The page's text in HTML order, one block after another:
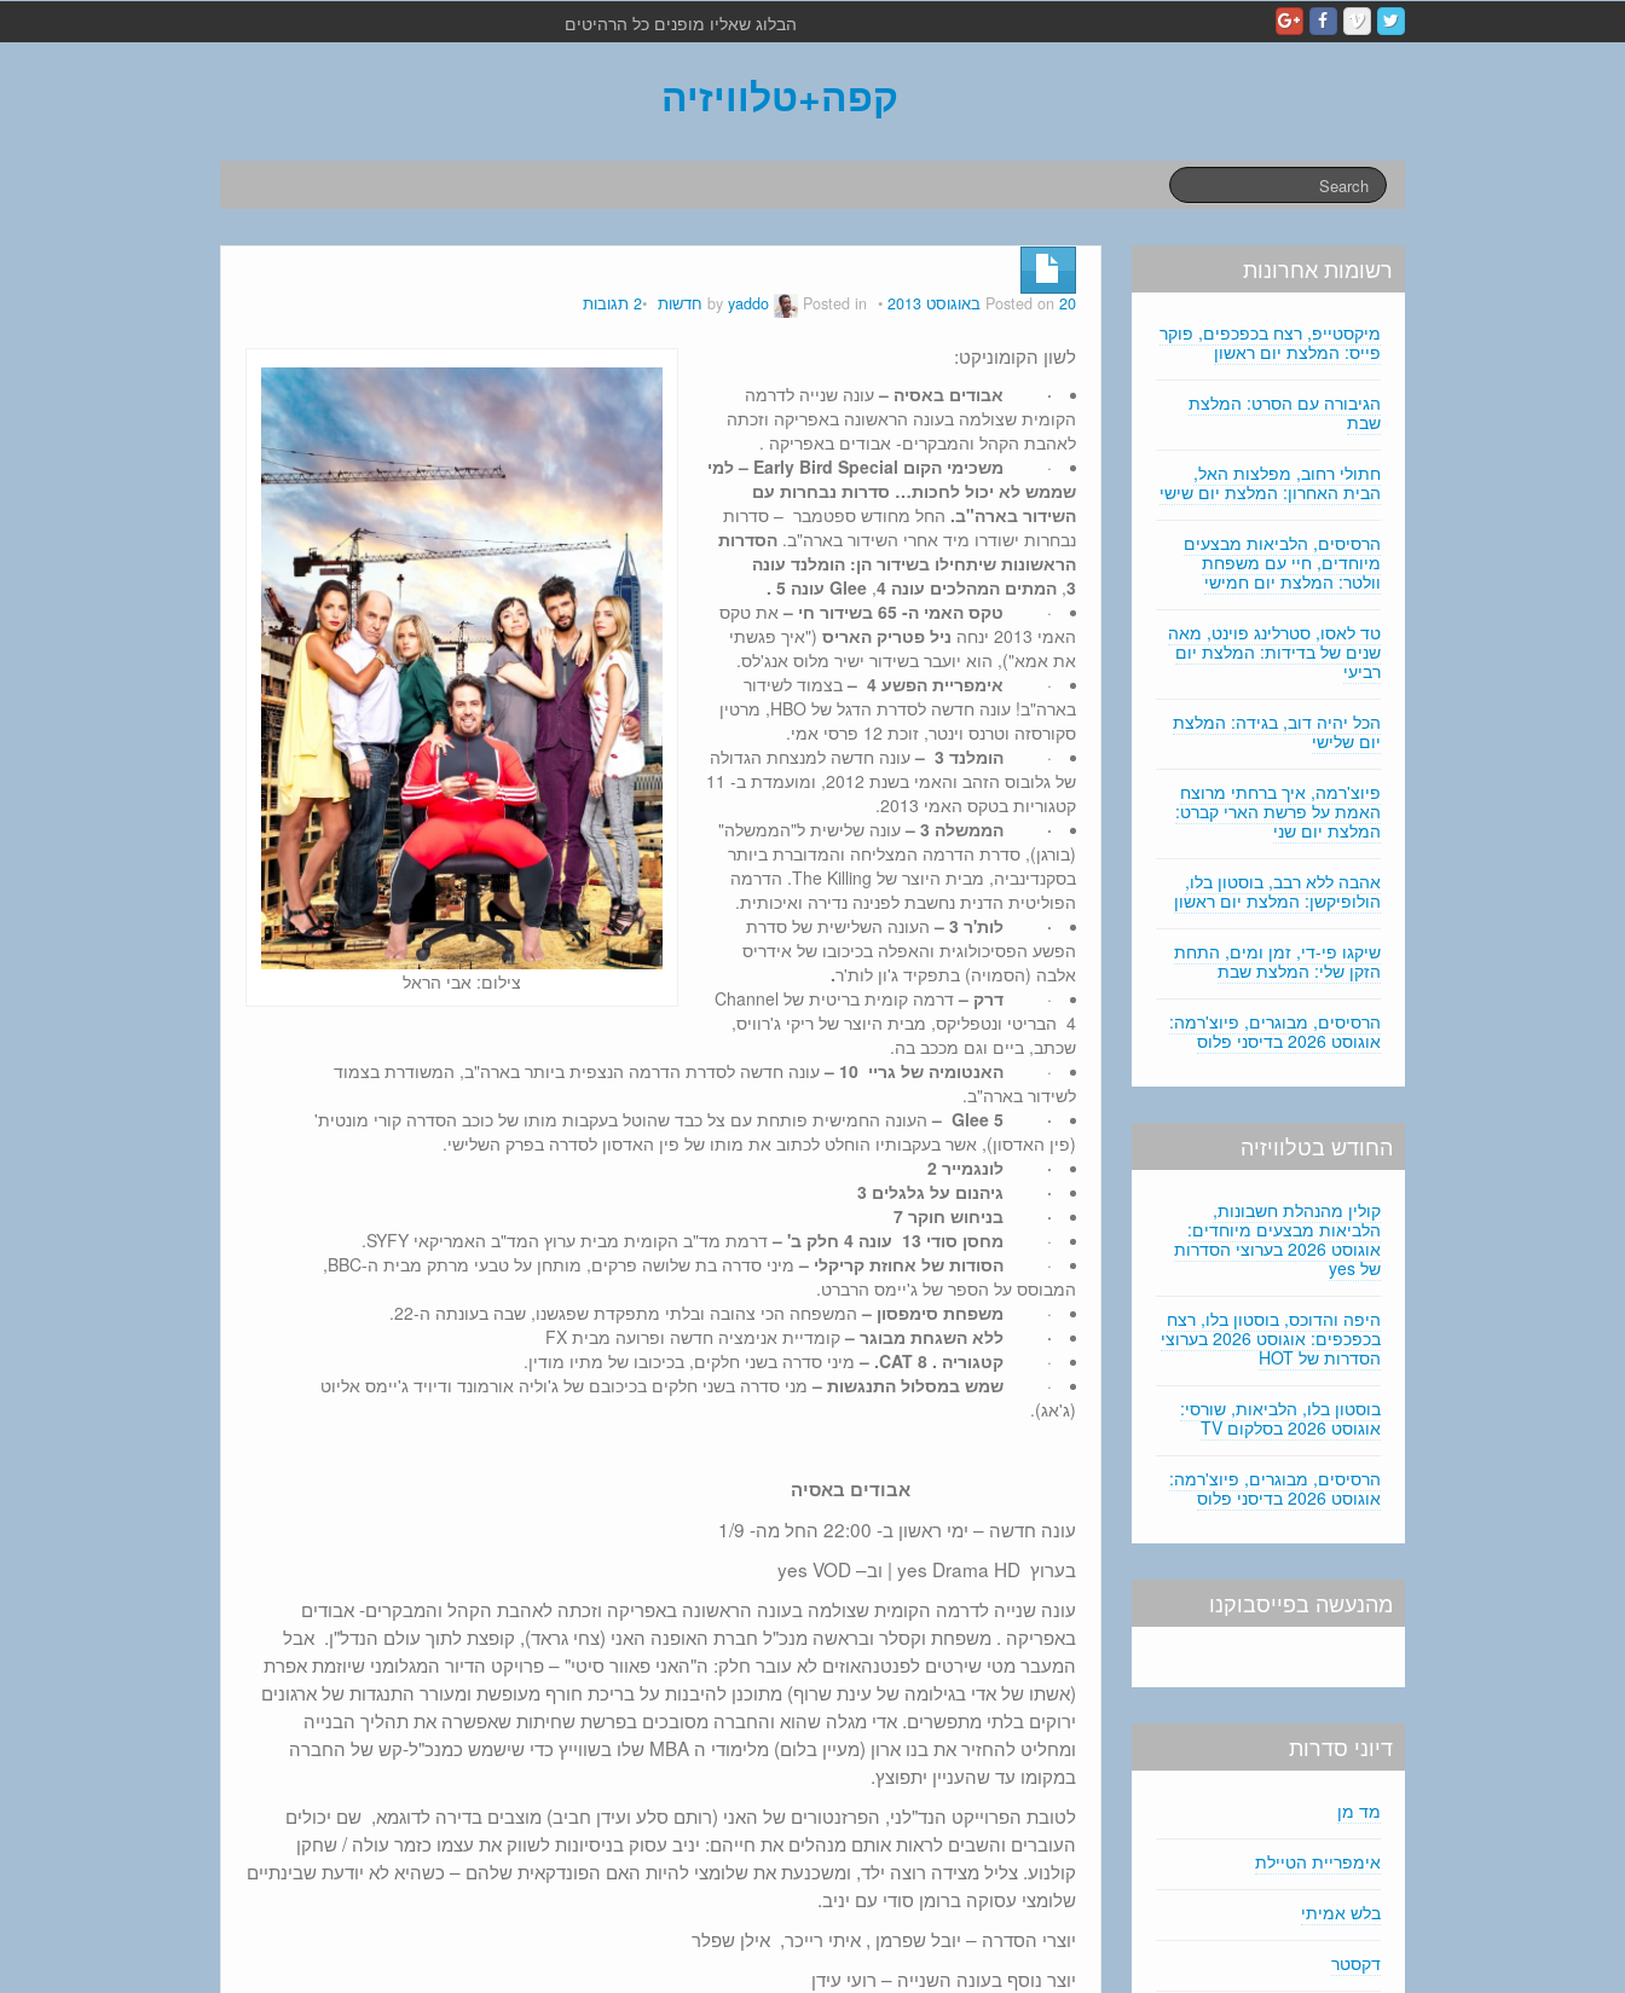
e
הבלוג שאליו מופנים כל הרהיטים
קפה+טלוויזיה
Posted on 20 באוגוסט 2013 yaddo Posted in חדשות 2 תגובות
צילום: אבי הראל
לשון הקומוניקט:
· אבודים באסיה –עונה שנייה לדרמה
הקומית שצולמה בעונה הראשונה באפריקה וזכתה
לאהבת הקהל והמבקרים- אבודים באפריקה .
· משכימי הקום Early Bird Special
–למי
שממש לא יכול לחכות… סדרות נבחרות עם
השידור בארה"ב. החל מחודש ספטמבר – סדרות
נבחרות ישודרו מיד אחרי השידור בארה"ב.הסדרות
הראשונות שיתחילו בשידור הן: הומלנד עונה
3
,המתים המהלכים עונה 4 ,
Glee עונה 5 .
· טקס האמי ה- 65 בשידור חי –
את טקס
האמי 2013 ינחה
ניל פטריק האריס ("איך פגשתי
את אמא"), הוא יועבר בשידור ישיר מלוס אנג'לס.
· אימפריית הפשע 4 –בצמוד לשידור
בארה"ב! עונה חדשה לסדרת הדגל של HBO, מרטין
סקורסזה וטרנס וינטר, זוכת 12 פרסי אמי.
·הומלנד 3 –עונה חדשה למנצחת הגדולה
של גלובוס הזהב והאמי בשנת 2012, ומועמדת ב- 11
קטגוריות בטקס האמי 2013.
·הממשלה 3
–עונה שלישית ל"הממשלה"
(בורגן), סדרת הדרמה המצליחה והמדוברת ביותר
בסקנדינביה, מבית היוצר של The Killing. הדרמה
הפוליטית הדנית נחשבת לפנינה נדירה ואיכותית.
·לות'ר 3 – העונה השלישית של סדרת
הפשע הפסיכולוגית והאפלה בכיכובו של אידריס
אלבה (הסמויה) בתפקיד ג'ון לות'ר.
·דרק –
דרמה קומית בריטית של Channel
4 הבריטי ונטפליקס, מבית היוצר של ריקי ג'רוויס,
שכתב, ביים וגם מככב בה.
·האנטומיה של גריי 10 –עונה חדשה לסדרת הדרמה הנצפית ביותר בארה"ב, המשודרת בצמוד
לשידור בארה"ב.
·
Glee 5
– העונה החמישית פותחת עם צל כבד שהוטל בעקבות מותו של כוכב הסדרה קורי מונטית'
(פין האדסון), אשר בעקבותיו הוחלט לכתוב את מותו של פין האדסון לסדרה בפרק השלישי.
·לונגמייר 2
·גיהנום על גלגלים 3
·בניחוש חוקר 7
· מחסן סודי 13 עונה 4 חלק ב' –דרמת מד"ב הקומית מבית ערוץ המד"ב האמריקאי SYFY.
·הסודות של אחוזת קריקלי –
מיני סדרה בת שלושה פרקים, מותחן על טבעי מרתק מבית ה-BBC,
המבוסס על הספר של ג'יימס הרברט.
· משפחת סימפסון– המשפחה הכי צהובה ובלתי מתפקדת שפגשנו, שבה בעונתה ה-22.
·ללא השגחת מבוגר–קומדיית אנימציה חדשה ופרועה מבית FX
·קטגוריה . 8
CAT.
– מיני סדרה בשני חלקים, בכיכובו של מתיו מודין.
·שמש במסלול התנגשות– מני סדרה בשני חלקים בכיכובם של ג'וליה אורמונד ודיויד ג'יימס אליוט
(ג'אג).
אבודים באסיה
עונה חדשה – ימי ראשון ב- 22:00 החל מה- 1/9
בערוץ yes Drama HD | וב– yes VOD
עונה שנייה לדרמה הקומית שצולמה בעונה הראשונה באפריקה וזכתה לאהבת הקהל והמבקרים- אבודים
באפריקה . משפחת וקסלר ובראשה מנכ"ל חברת האופנה האני (צחי גראד), קופצת לתוך עולם הנדל"ן. אבל
המעבר מטי שירטים לפנטנהאוזים לא עובר חלק: ה"האני פאוור סיטי" – פרויקט הדיור המגלומני שיוזמת אפרת
(אשתו של אדי בגילומה של עינת שרוף) מתוכנן להיבנות על בריכת חורף מעופשת ומעורר התנגדות של ארגונים
ירוקים בלתי מתפשרים. אדי מגלה שהוא והחברה מסובכים בפרשת שחיתות שאפשרה את תהליך הבנייה
ומחליט להחזיר את בנו ארון (מעיין בלום) מלימודי ה MBA שלו בשווייץ כדי שישמש כמנכ"ל-קש של החברה
במקומו עד שהעניין יתפוצץ.
לטובת הפרוייקט הנד"לני, הפרזנטורים של האני (רותם סלע ועידן חביב) מוצבים בדירה לדוגמא, שם יכולים
העוברים והשבים לראות אותם מנהלים את חייהם: יניב עסוק בניסיונות לשווק את עצמו כזמר עולה / שחקן
קולנוע. צליל מצידה רוצה ילד, ומשכנעת את שלומצי להיות האם הפונדקאית שלהם – כשהיא לא יודעת שבינתיים
שלומצי עסוקה ברומן סודי עם יניב.
יוצרי הסדרה – יובל שפרמן , איתי רייכר, אילן שפלר
יוצר נוסף בעונה השנייה – רועי עידן
רשומות אחרונות
מיקסטייפ, רצח בכפכפים, פוקר
פייס: המלצת יום ראשון
הגיבורה עם הסרט: המלצת
שבת
חתולי רחוב, מפלצות האל,
הבית האחרון: המלצת יום שישי
הרסיסים, הלביאות מבצעים
מיוחדים, חיי עם משפחת
וולטר: המלצת יום חמישי
טד לאסו, סטרלינג פוינט, מאה
שנים של בדידות: המלצת יום
רביעי
הכל יהיה דוב, בגידה: המלצת
יום שלישי
פיוצ'רמה, איך ברחתי מרוצח
האמת על פרשת הארי קברט:
המלצת יום שני
אהבה ללא רבב, בוסטון בלו,
הולופיקשן: המלצת יום ראשון
שיקגו פי-די, זמן ומים, התחת
הזקן שלי: המלצת שבת
הרסיסים, מבוגרים, פיוצ'רמה:
אוגוסט 2026 בדיסני פלוס
החודש בטלוויזיה
קולין מהנהלת חשבונות,
הלביאות מבצעים מיוחדים:
אוגוסט 2026 בערוצי הסדרות
של yes
היפה והדוכס, בוסטון בלו, רצח
בכפכפים: אוגוסט 2026 בערוצי
הסדרות של HOT
בוסטון בלו, הלביאות, שורסי:
אוגוסט 2026 בסלקום TV
הרסיסים, מבוגרים, פיוצ'רמה:
אוגוסט 2026 בדיסני פלוס
מהנעשה בפייסבוקנו
דיוני סדרות
מד מן
אימפריית הטיילת
בלש אמיתי
דקסטר